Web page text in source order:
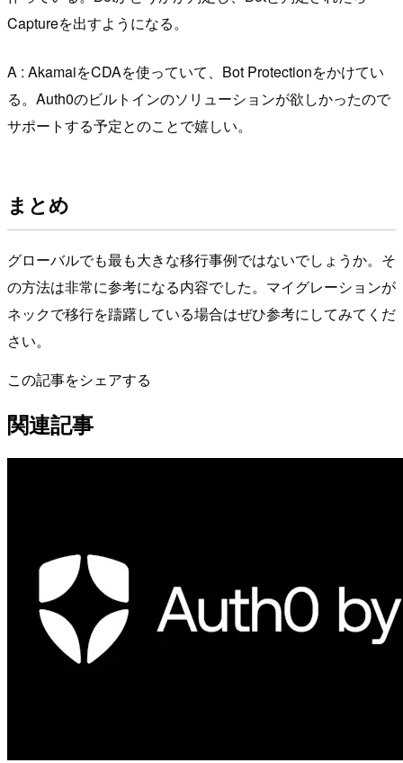
Captureを出すようになる。
A : AkamaiをCDAを使っていて、Bot Protectionをかけてい
る。Auth0のビルトインのソリューションが欲しかったので
サポートする予定とのことで嬉しい。
まとめ
グローバルでも最も大きな移行事例ではないでしょうか。そ
の方法は非常に参考になる内容でした。マイグレーションが
ネックで移行を躊躇している場合はぜひ参考にしてみてくだ
さい。
この記事をシェアする
関連記事